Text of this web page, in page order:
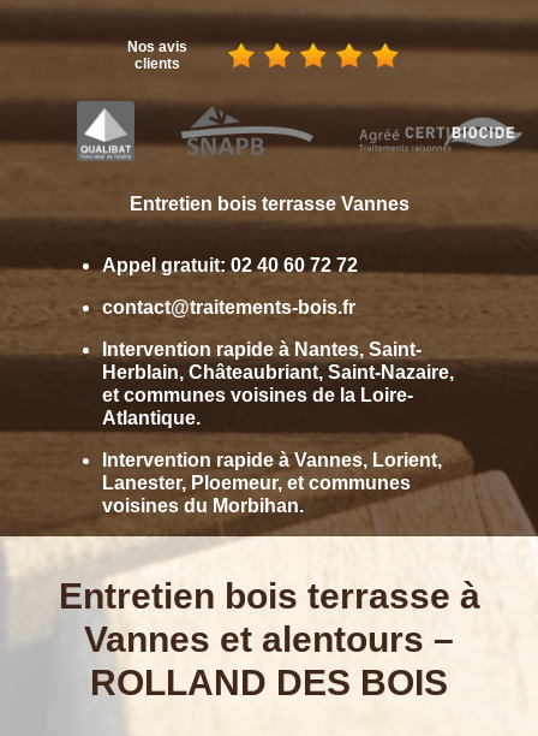
Nos avis
clients
Entretien bois terrasse Vannes
Appel gratuit:02 40 60 72 72
contact@traitements-bois.fr
Intervention rapide à Nantes, Saint-
Herblain, Châteaubriant, Saint-Nazaire,
et communes voisines de la Loire-
Atlantique.
Intervention rapide à Vannes, Lorient,
Lanester, Ploemeur, et communes
voisines du Morbihan.
Entretien bois terrasse à
Vannes et alentours –
ROLLAND DES BOIS